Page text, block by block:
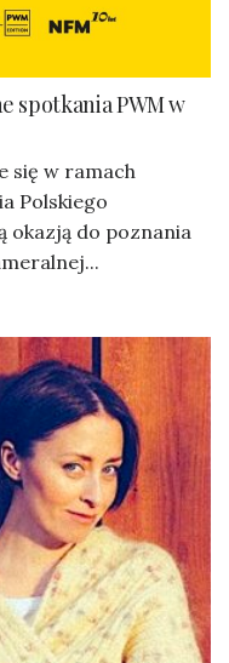
spotkania PWM w
się w ramach
Polskiego
okazją do poznania